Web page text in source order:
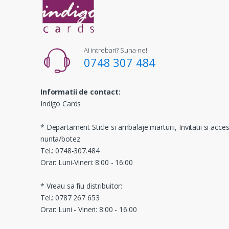
Ai intrebari? Suna-ne!
0748 307 484
Informatii de contact:
Indigo Cards
* Departament Sticle si ambalaje marturii, Invitatii si
nunta/botez
Tel.: 0748-307.484
Orar: Luni-Vineri: 8:00 - 16:00
* Vreau sa fiu distribuitor:
Tel.: 0787 267 653
Orar: Luni - Vineri: 8:00 - 16:00